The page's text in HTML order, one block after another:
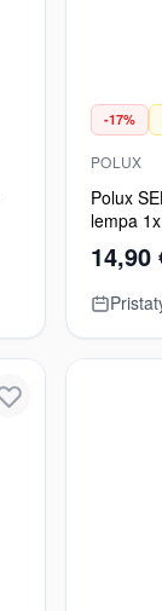
-17%
POLUX
Polux
lempa
330lm
14,90